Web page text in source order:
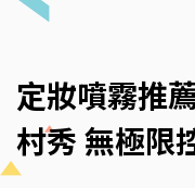
定妝噴霧推
村秀 無極限